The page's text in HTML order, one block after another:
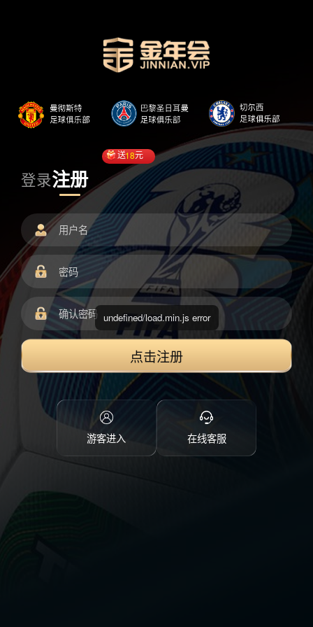
登录注册
送18元
点击注册
游客进入 在线客服
undefined/load.min.js error